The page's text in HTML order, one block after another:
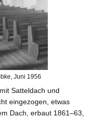
Juni 1956
Satteldach und
eingezogen, etwas
Dach, erbaut 1861–63,